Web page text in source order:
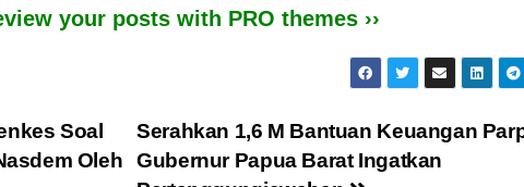
your posts with PRO themes ››
Serahkan 1,6 M Bantuan Keuangan
Gubernur Papua Barat Ingatkan
Soal
Oleh